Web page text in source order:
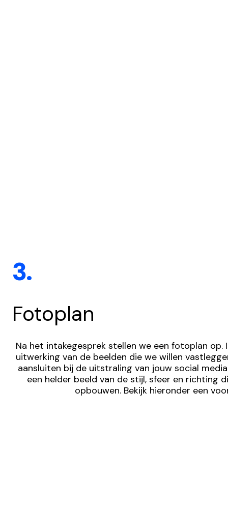
3.
Fotoplan
Na het intakegesprek stellen we een fotoplan op.
uitwerking van de beelden die we willen
aansluiten bij de uitstraling van jouw social
een helder beeld van de stijl, sfeer en richting
opbouwen. Bekijk hieronder een